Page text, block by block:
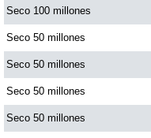
Seco 100 millones
Seco 50 millones
Seco 50 millones
Seco 50 millones
Seco 50 millones